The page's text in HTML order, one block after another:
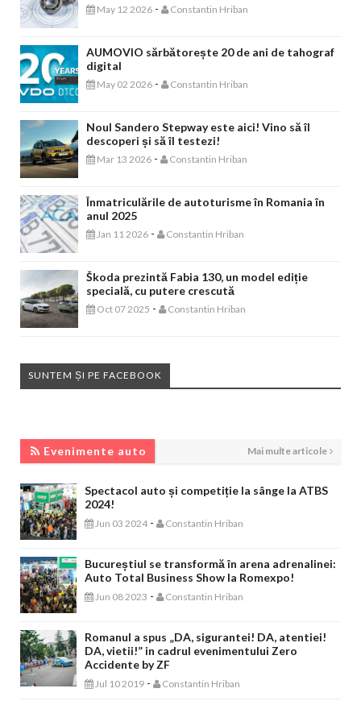
May 12 2026 - Constantin Hriban
AUMOVIO sărbătorește 20 de ani de tahograf
digital
May 02 2026 - Constantin Hriban
Noul Sandero Stepway este aici! Vino să îl
descoperi și să îl testezi!
Mar 13 2026 - Constantin Hriban
Înmatriculările de autoturisme în Romania în
anul 2025
Jan 11 2026 - Constantin Hriban
Škoda prezintă Fabia 130, un model ediție
specială, cu putere crescută
Oct 07 2025 - Constantin Hriban
SUNTEM ȘI PE FACEBOOK
Evenimente auto Mai multe articole
Spectacol auto și competiție la sânge la ATBS
2024!
Jun 03 2024 - Constantin Hriban
Bucureștiul se transformă în arena adrenalinei:
Auto Total Business Show la Romexpo!
Jun 08 2023 - Constantin Hriban
Romanul a spus „DA, sigurantei! DA, atentiei!
DA, vietii!” in cadrul evenimentului Zero
Accidente by ZF
Jul 10 2019 - Constantin Hriban